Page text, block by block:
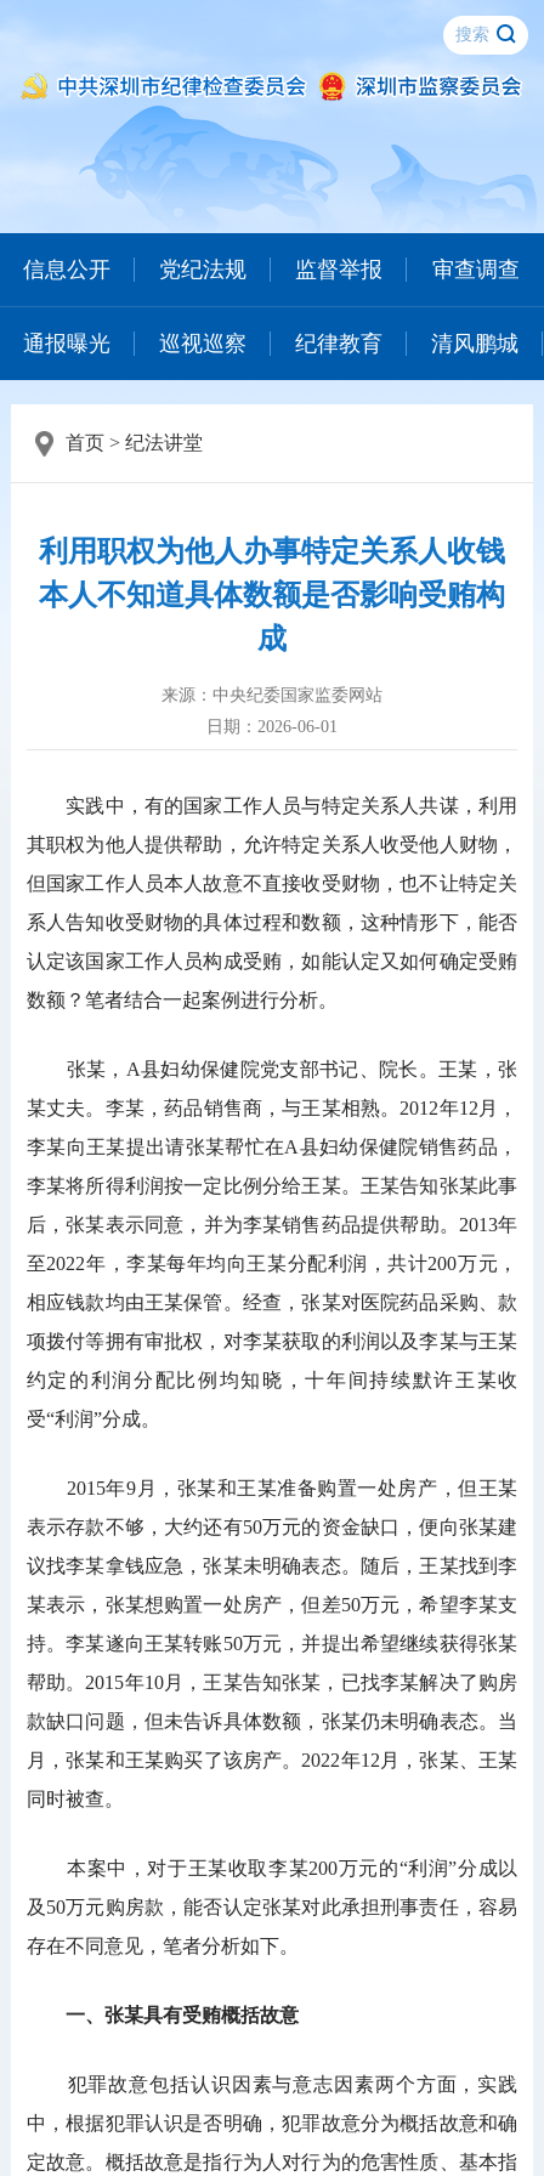
信息公开 党纪法规 监督举报 审查调查
通报曝光 巡视巡察 纪律教育 清风鹏城
首页> 纪法讲堂
利用职权为他人办事特定关系人收钱
本人不知道具体数额是否影响受贿构
成
来源：中央纪委国家监委网站
日期：2026-06-01
实践中，有的国家工作人员与特定关系人共谋，利用
其职权为他人提供帮助，允许特定关系人收受他人财物，
但国家工作人员本人故意不直接收受财物，也不让特定关
系人告知收受财物的具体过程和数额，这种情形下，能否
认定该国家工作人员构成受贿，如能认定又如何确定受贿
数额？笔者结合一起案例进行分析。
张某，A县妇幼保健院党支部书记、院长。王某，张
某丈夫。李某，药品销售商，与王某相熟。2012年12月，
李某向王某提出请张某帮忙在A县妇幼保健院销售药品，
李某将所得利润按一定比例分给王某。王某告知张某此事
后，张某表示同意，并为李某销售药品提供帮助。2013年
至2022年，李某每年均向王某分配利润，共计200万元，
相应钱款均由王某保管。经查，张某对医院药品采购、款
项拨付等拥有审批权，对李某获取的利润以及李某与王某
约定的利润分配比例均知晓，十年间持续默许王某收
受“利润”分成。
2015年9月，张某和王某准备购置一处房产，但王某
表示存款不够，大约还有50万元的资金缺口，便向张某建
议找李某拿钱应急，张某未明确表态。随后，王某找到李
某表示，张某想购置一处房产，但差50万元，希望李某支
持。李某遂向王某转账50万元，并提出希望继续获得张某
帮助。2015年10月，王某告知张某，已找李某解决了购房
款缺口问题，但未告诉具体数额，张某仍未明确表态。当
月，张某和王某购买了该房产。2022年12月，张某、王某
同时被查。
本案中，对于王某收取李某200万元的“利润”分成以
及50万元购房款，能否认定张某对此承担刑事责任，容易
存在不同意见，笔者分析如下。
一、张某具有受贿概括故意
犯罪故意包括认识因素与意志因素两个方面，实践
中，根据犯罪认识是否明确，犯罪故意分为概括故意和确
定故意。概括故意是指行为人对行为的危害性质、基本指